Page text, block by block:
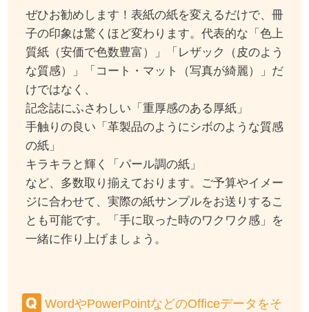
ぜひお勧めします！表紙の紙を変えるだけで、冊
子の印象は驚くほど変わります。代表的な「色上
質紙（安価で色数豊富）」「レザック（皮のよう
な質感）」「コート・マット（写真が綺麗）」だ
けではなく、
記念誌にふさわしい「重厚感のある厚紙」
手触りの良い「革製品のようにシボのような質感
の紙」
キラキラと輝く「パール調の紙」
など、多数取り揃えております。ご予算やイメー
ジに合わせて、実際の紙サンプルをお送りするこ
とも可能です。「手に取った時のワクワク感」を
一緒に作り上げましょう。
WordやPowerPointなどのOfficeデータをそ